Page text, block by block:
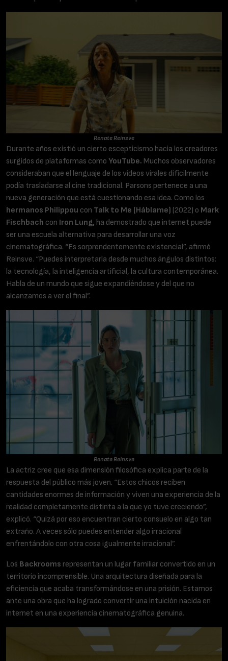
Renate Reinsve
Durante años existió un cierto escepticismo hacia los creadores
surgidos de plataformas como YouTube. Muchos observadores
consideraban que el lenguaje de los vídeos virales difícilmente
podía trasladarse al cine tradicional. Parsons pertenece a una
nueva generación que está cuestionando esa idea. Como los
hermanos Philippou con Talk to Me (Háblame) (2022) o Mark
Fischbach con Iron Lung, ha demostrado que internet puede
ser una escuela alternativa para desarrollar una voz
cinematográfica. “Es sorprendentemente existencial”, afirmó
Reinsve. “Puedes interpretarla desde muchos ángulos distintos:
la tecnología, la inteligencia artificial, la cultura contemporánea.
Habla de un mundo que sigue expandiéndose y del que no
alcanzamos a ver el final”.
Renate Reinsve
La actriz cree que esa dimensión filosófica explica parte de la
respuesta del público más joven. “Estos chicos reciben
cantidades enormes de información y viven una experiencia de la
realidad completamente distinta a la que yo tuve creciendo”,
explicó. “Quizá por eso encuentran cierto consuelo en algo tan
extraño. A veces sólo puedes entender algo irracional
enfrentándolo con otra cosa igualmente irracional”.
Los Backrooms representan un lugar familiar convertido en un
territorio incomprensible. Una arquitectura diseñada para la
eficiencia que acaba transformándose en una prisión. Estamos
ante una obra que ha logrado convertir una intuición nacida en
internet en una experiencia cinematográfica genuina.